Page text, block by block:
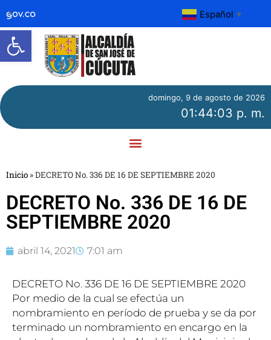
Abrir barra de herramientas
Español ▼
domingo, 9 de agosto de 2026
01:44:03 p. m.
Inicio »DECRETO No. 336 DE 16 DE SEPTIEMBRE 2020
DECRETO No. 336 DE 16 DE
SEPTIEMBRE 2020
abril 14, 2021 7:01 am
DECRETO No. 336 DE 16 DE SEPTIEMBRE 2020
Por medio de la cual se efectúa un
nombramiento en período de prueba y se da por
terminado un nombramiento en encargo en la